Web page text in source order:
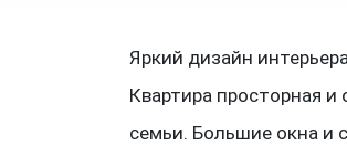
Яркий дизайн
Квартира просторная
семьи. Большие окна и